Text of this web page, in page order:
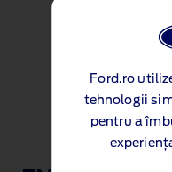
Ford.ro
tehnologii
pentru a